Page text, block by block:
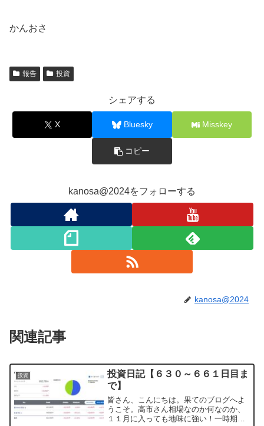
かんおさ
報告 投資
シェアする
X Bluesky Misskey
コピー
kanosa@2024をフォローする
kanosa@2024
関連記事
投資
投資日記【６３０～６６１日目ま
で】
皆さん、こんにちは。果てのブログへよ
うこそ。高市さん相場なのか何なのか、
１１月に入っても地味に強い！一時期は